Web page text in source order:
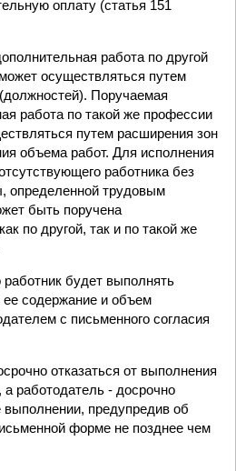
оплату (статья 151
работа по другой
осуществляться путем
Поручаемая
работа по такой же профессии
путем расширения зон
объема работ. Для исполнения
работника без
определенной трудовым
быть поручена
по другой, так и по такой же
работник будет выполнять
ее содержание и объем
с письменного согласия
отказаться от выполнения
работодатель - досрочно
выполнении, предупредив об
форме не позднее чем